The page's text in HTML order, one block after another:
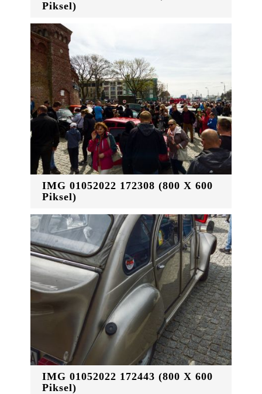
Piksel)
IMG 01052022 172308 (800 X 600
Piksel)
IMG 01052022 172443 (800 X 600
Piksel)